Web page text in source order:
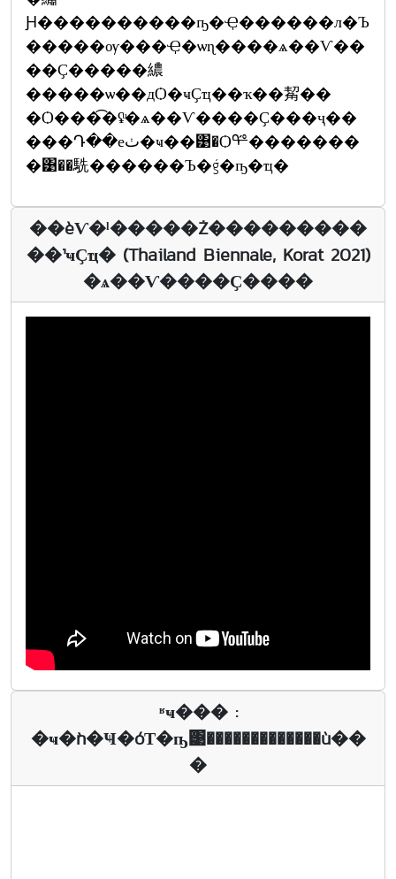
Ԩ����������ҧ�Ҿ������л�Ъ
�����ѹ���Ҿ�ѡɳ����ѧ��Ѵ��
��Ҫ�����繷
�����ѡ��дѺ�ҹҪҵ��ҡ��觢��
�Ѻ���͡�ʢͧ�ѧ��Ѵ����Ҫ���ҷ��
���Դ��еٺ�ҹ��͹�Ѻᢡ�������
�͹��駪������Ъ�ǵ�ҧ�ҵ�
��èѴ�ˡ�����Ż���������
��¹ҹҪҵ� (Thailand Biennale, Korat 2021)
�ѧ��Ѵ����Ҫ����
ʶҹ��� :
�ҹ�ǹ�Ҹ�óТ�ҧ͹�������������ù��
�